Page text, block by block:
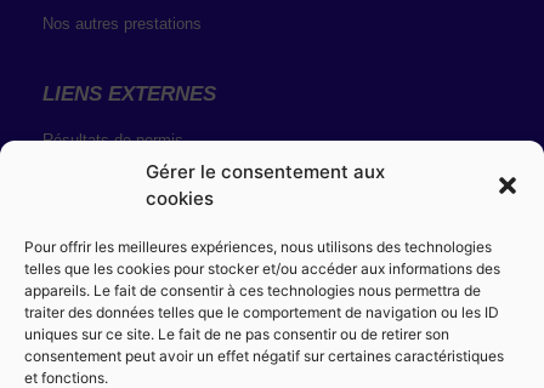
Gérer le consentement aux
cookies
Pour offrir les meilleures expériences, nous utilisons des technologies
telles que les cookies pour stocker et/ou accéder aux informations des
appareils. Le fait de consentir à ces technologies nous permettra de
traiter des données telles que le comportement de navigation ou les ID
uniques sur ce site. Le fait de ne pas consentir ou de retirer son
consentement peut avoir un effet négatif sur certaines caractéristiques
et fonctions.
Nos autres prestations
LIENS EXTERNES
Résultats de permis
Inscription examen code
MENTIONS LÉGALES
Conditions générales de vente
Règlement intérieur